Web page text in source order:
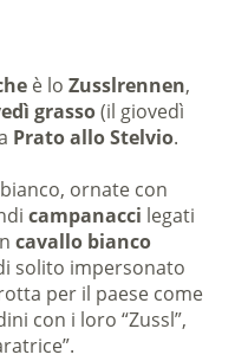
è lo Zusslrennen,
grasso(il giovedì
Prato allo Stelvio.
ornate con
campanacci legati
cavallo bianco
solito impersonato
per il paese come
con i loro “Zussl”,